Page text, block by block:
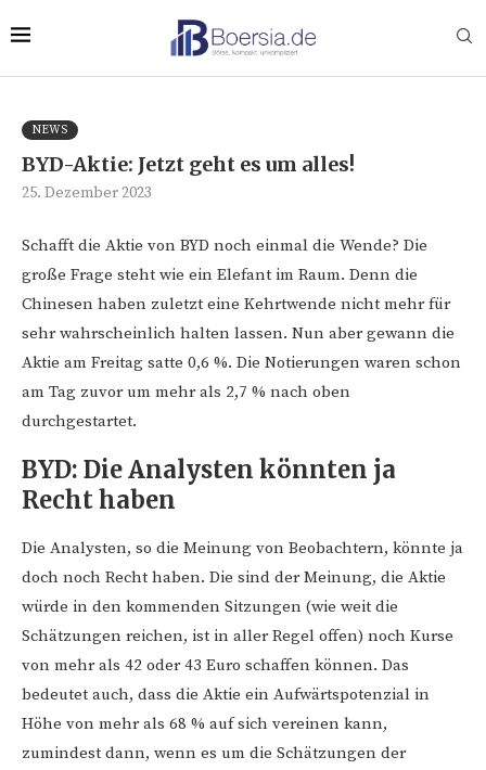
NEWS
BYD-Aktie: Jetzt geht es um alles!
25. Dezember 2023
Schafft die Aktie von BYD noch einmal die Wende? Die
große Frage steht wie ein Elefant im Raum. Denn die
Chinesen haben zuletzt eine Kehrtwende nicht mehr für
sehr wahrscheinlich halten lassen. Nun aber gewann die
Aktie am Freitag satte 0,6 %. Die Notierungen waren schon
am Tag zuvor um mehr als 2,7 % nach oben
durchgestartet.
BYD: Die Analysten könnten ja
Recht haben
Die Analysten, so die Meinung von Beobachtern, könnte ja
doch noch Recht haben. Die sind der Meinung, die Aktie
würde in den kommenden Sitzungen (wie weit die
Schätzungen reichen, ist in aller Regel offen) noch Kurse
von mehr als 42 oder 43 Euro schaffen können. Das
bedeutet auch, dass die Aktie ein Aufwärtspotenzial in
Höhe von mehr als 68 % auf sich vereinen kann,
zumindest dann, wenn es um die Schätzungen der